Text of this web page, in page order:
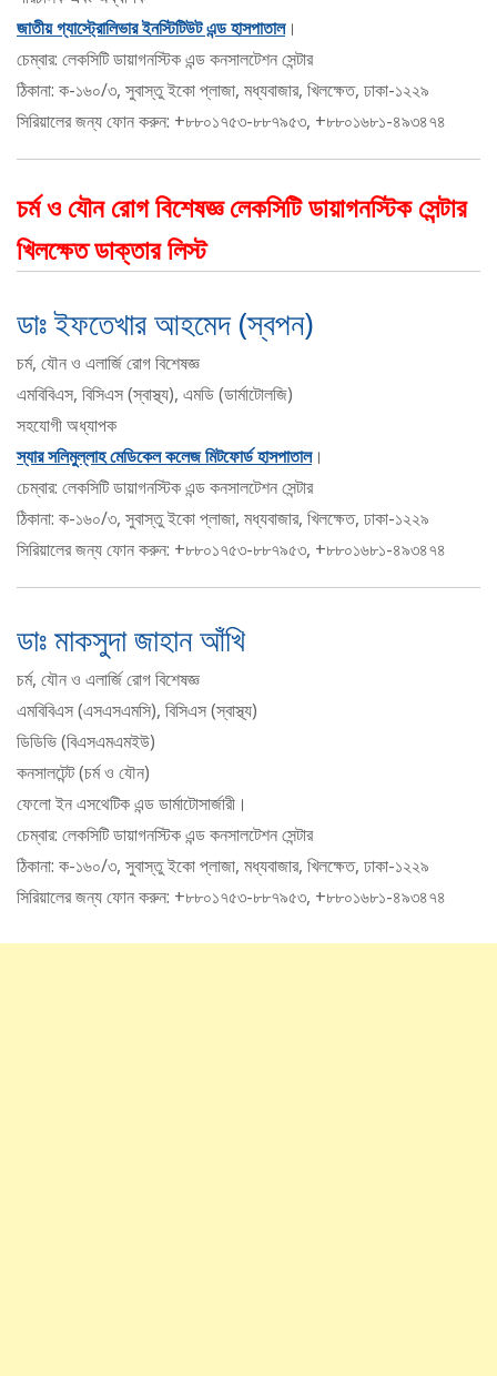
জাতীয় গ্যাস্ট্রোলিভার ইনস্টিটিউট এন্ড হাসপাতাল।
চেম্বার: লেকসিটি ডায়াগনস্টিক এন্ড কনসালটেশন সেন্টার
ঠিকানা: ক-১৬০/৩, সুবাস্তু ইকো প্লাজা, মধ্যবাজার, খিলক্ষেত, ঢাকা-১২২৯
সিরিয়ালের জন্য ফোন করুন: +৮৮০১৭৫৩-৮৮৭৯৫৩, +৮৮০১৬৮১-৪৯৩৪৭৪
চর্ম ও যৌন রোগ বিশেষজ্ঞ লেকসিটি ডায়াগনস্টিক সেন্টার
খিলক্ষেত ডাক্তার লিস্ট
ডাঃ ইফতেখার আহমেদ (স্বপন)
চর্ম, যৌন ও এলার্জি রোগ বিশেষজ্ঞ
এমবিবিএস, বিসিএস (স্বাস্থ্য), এমডি (ডার্মাটোলজি)
সহযোগী অধ্যাপক
স্যার সলিমুল্লাহ মেডিকেল কলেজ মিটফোর্ড হাসপাতাল।
চেম্বার: লেকসিটি ডায়াগনস্টিক এন্ড কনসালটেশন সেন্টার
ঠিকানা: ক-১৬০/৩, সুবাস্তু ইকো প্লাজা, মধ্যবাজার, খিলক্ষেত, ঢাকা-১২২৯
সিরিয়ালের জন্য ফোন করুন: +৮৮০১৭৫৩-৮৮৭৯৫৩, +৮৮০১৬৮১-৪৯৩৪৭৪
ডাঃ মাকসুদা জাহান আঁখি
চর্ম, যৌন ও এলার্জি রোগ বিশেষজ্ঞ
এমবিবিএস (এসএসএমসি), বিসিএস (স্বাস্থ্য)
ডিডিভি (বিএসএমএমইউ)
কনসালটেন্ট (চর্ম ও যৌন)
ফেলো ইন এসথেটিক এন্ড ডার্মাটোসার্জারী।
চেম্বার: লেকসিটি ডায়াগনস্টিক এন্ড কনসালটেশন সেন্টার
ঠিকানা: ক-১৬০/৩, সুবাস্তু ইকো প্লাজা, মধ্যবাজার, খিলক্ষেত, ঢাকা-১২২৯
সিরিয়ালের জন্য ফোন করুন: +৮৮০১৭৫৩-৮৮৭৯৫৩, +৮৮০১৬৮১-৪৯৩৪৭৪